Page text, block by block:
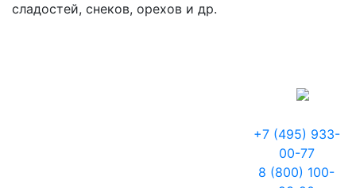
сладостей, снеков, орехов и др.
+7 (495) 933-
00-77
8 (800) 100-